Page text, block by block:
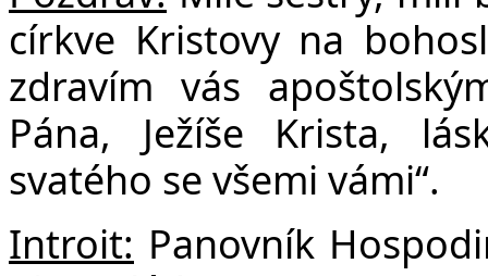
církve Kristovy na
zdravím vás
Pána, Ježíše Krista,
svatého se všemi vámi“.
Introit: Panovník